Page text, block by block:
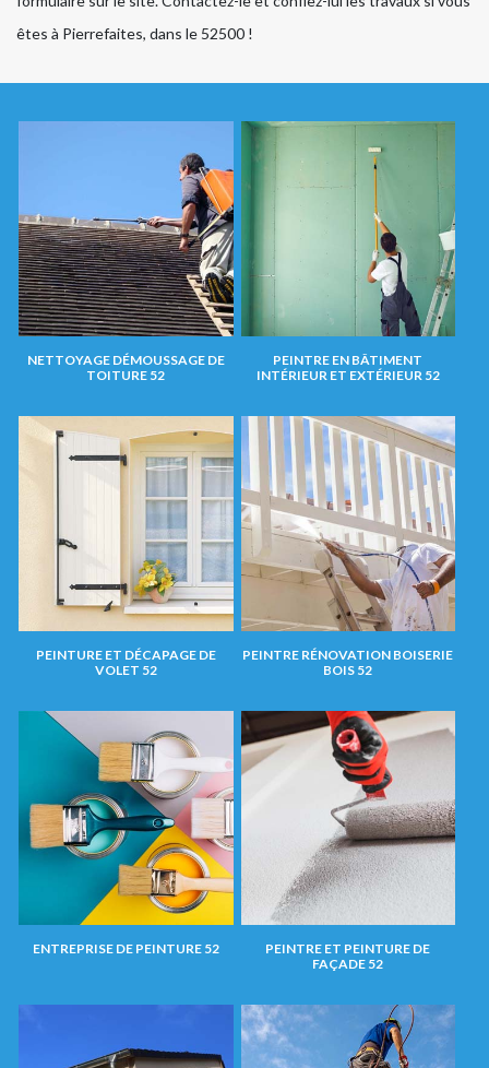
êtes à Pierrefaites, dans le 52500 !
NETTOYAGE DÉMOUSSAGE DE
TOITURE 52
PEINTRE EN BÂTIMENT
INTÉRIEUR ET EXTÉRIEUR 52
PEINTURE ET DÉCAPAGE DE
VOLET 52
PEINTRE RÉNOVATION BOISERIE
BOIS 52
ENTREPRISE DE PEINTURE 52
PEINTRE ET PEINTURE DE
FAÇADE 52